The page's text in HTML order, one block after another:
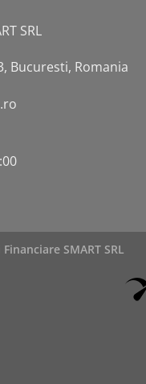
SRL
Bucuresti, Romania
SMART SRL